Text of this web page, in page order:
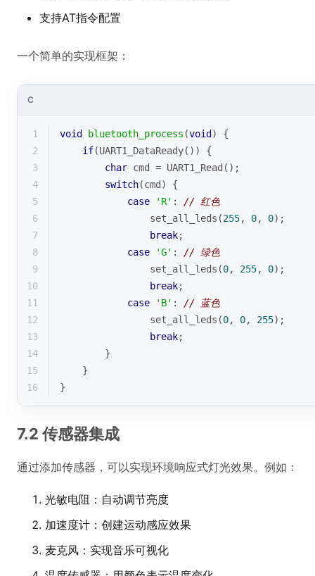
支持AT指令配置
一个简单的实现框架：
C
1 void bluetooth_process (void )
{
2
if(UART1_DataReady()) {
3
char cmd = UART1_Read();
4
switch(cmd) {
5
case 'R' : // 红色
6
                set_all_leds(
255, 0, 0);
7
break;
8
case 'G' : // 绿色
9
                set_all_leds(
0, 255, 0);
10
break;
11
case 'B' : // 蓝色
12
                set_all_leds(
0, 0, 255);
13
break;
14
        }
15
    }
16
}
7.2 传感器集成
通过添加传感器，可以实现环境响应式灯光效果。例如：
光敏电阻：自动调节亮度
加速度计：创建运动感应效果
麦克风：实现音乐可视化